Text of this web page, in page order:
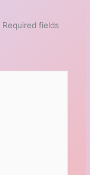
Required fields